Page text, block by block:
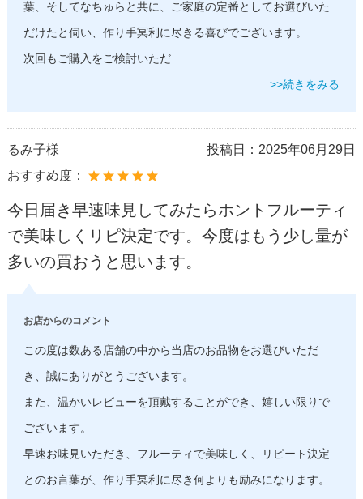
葉、そしてなちゅらと共に、ご家庭の定番としてお選びいた
だけたと伺い、作り手冥利に尽きる喜びでございます。
次回もご購入をご検討いただ...
>>続きをみる
るみ子様 投稿日： 2025年06月29日
おすすめ度：
今日届き早速味見してみたらホントフルーティ
で美味しくリピ決定です。今度はもう少し量が
多いの買おうと思います。
お店からのコメント
この度は数ある店舗の中から当店のお品物をお選びいただ
き、誠にありがとうございます。
また、温かいレビューを頂戴することができ、嬉しい限りで
ございます。
早速お味見いただき、フルーティで美味しく、リピート決定
とのお言葉が、作り手冥利に尽き何よりも励みになります。